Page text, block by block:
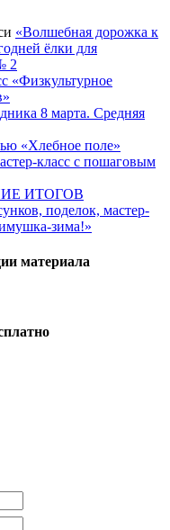
«Волшебная дорожка к
ёлки для
2
«Физкультурное
8 марта. Средняя
«Хлебное поле»
класс с пошаговым
ИТОГОВ
поделок, мастер-
зима!»
материала